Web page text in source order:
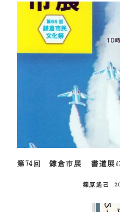
第74回 鎌倉市展 書道展
篠原遙己